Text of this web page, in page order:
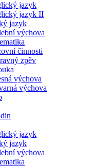
jazyk
jazyk II
jazyk
výchova
činnosti
zpěv
výchova
výchova
jazyk
jazyk
výchova